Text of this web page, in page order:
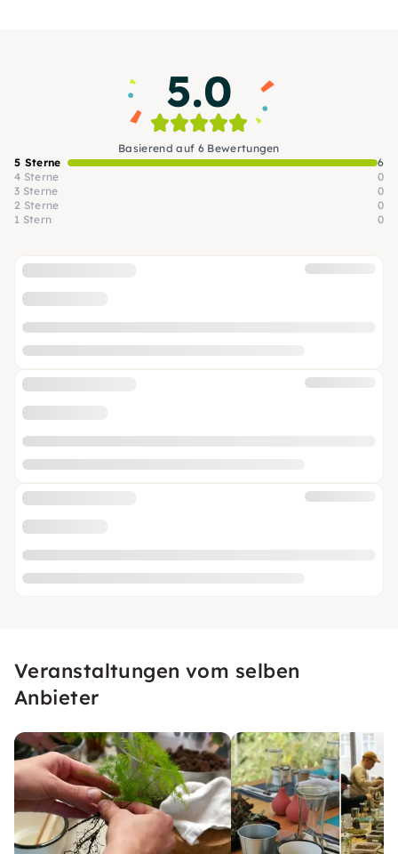
5.0
Basierend auf 6 Bewertungen
5 Sterne
6
4 Sterne
0
3 Sterne
0
2 Sterne
0
1 Stern
0
Veranstaltungen vom selben
Anbieter